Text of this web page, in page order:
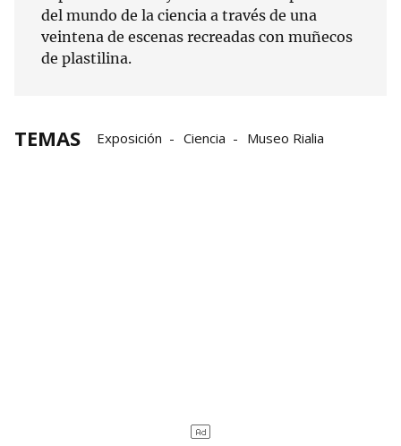
del mundo de la ciencia a través de una
veintena de escenas recreadas con muñecos
de plastilina.
TEMAS Exposición Ciencia Museo Rialia